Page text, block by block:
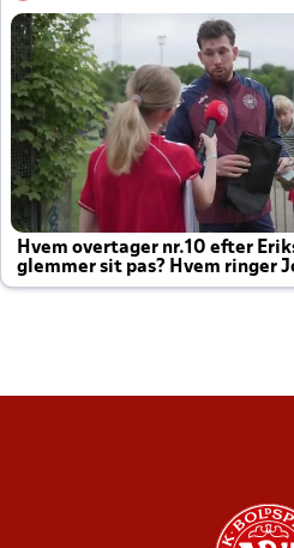
Hvem overtager nr.10 efter
glemmer sit pas? Hvem ringer
altid til efter kampe?